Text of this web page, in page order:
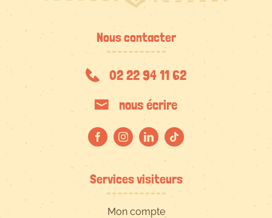
Nous contacter
02 22 94 11 62
nous écrire
Services visiteurs
Mon compte